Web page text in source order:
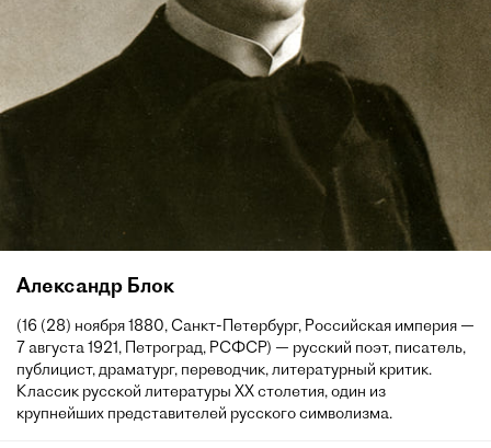
Александр Блок
(16 (28) ноября 1880, Санкт-Петербург, Российская империя —
7 августа 1921, Петроград, РСФСР) — русский поэт, писатель,
публицист, драматург, переводчик, литературный критик.
Классик русской литературы XX столетия, один из
крупнейших представителей русского символизма.